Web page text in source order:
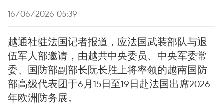
16/06/2026 05:39
越通社驻法国记者报道，应法国武装部队与退
伍军人部邀请，由越共中央委员、中央军委常
委、国防部副部长阮长胜上将率领的越南国防
部高级代表团于6月15日至19日赴法国出席2026
年欧洲防务展。